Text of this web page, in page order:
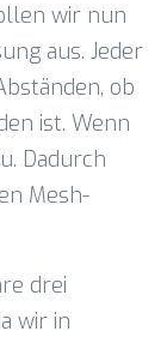
wir nun
aus. Jeder
ob
ist. Wenn
Dadurch
Mesh-
drei
wir in